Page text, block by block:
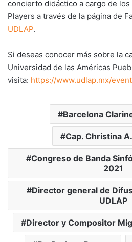
concierto didáctico a cargo de
Players a través de la página de
UDLAP.
Si deseas conocer más sobre la
Universidad de las Américas
visita: https://www.udlap.mx/
Barcelona
Cap. Christina
Congreso de Banda
2021
Director general de
UDLAP
Director y Compositor